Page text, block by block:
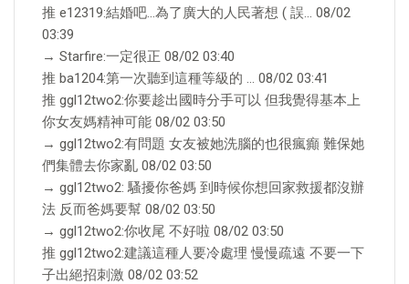
推 e12319:結婚吧…為了廣大的人民著想 ( 誤… 08/02
03:39
→ Starfire:一定很正 08/02 03:40
推 ba1204:第一次聽到這種等級的 … 08/02 03:41
推 ggl12two2:你要趁出國時分手可以 但我覺得基本上
你女友媽精神可能 08/02 03:50
→ ggl12two2:有問題 女友被她洗腦的也很瘋癲 難保她
們集體去你家亂 08/02 03:50
→ ggl12two2: 騷擾你爸媽 到時候你想回家救援都沒辦
法 反而爸媽要幫 08/02 03:50
→ ggl12two2:你收尾 不好啦 08/02 03:50
推 ggl12two2:建議這種人要冷處理 慢慢疏遠 不要一下
子出絕招刺激 08/02 03:52